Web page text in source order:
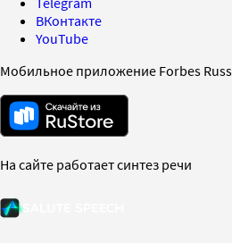
ВКонтакте
YouTube
Мобильное приложение Forbes
На сайте работает синтез речи